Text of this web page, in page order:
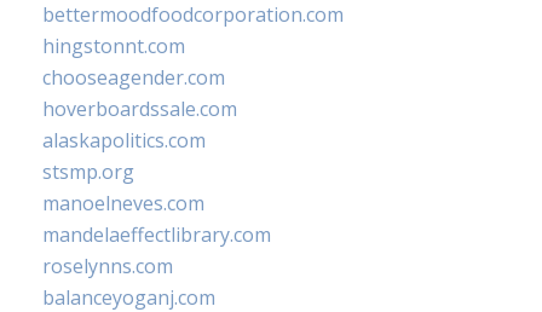
bettermoodfoodcorporation.com
hingstonnt.com
chooseagender.com
hoverboardssale.com
alaskapolitics.com
stsmp.org
manoelneves.com
mandelaeffectlibrary.com
roselynns.com
balanceyoganj.com